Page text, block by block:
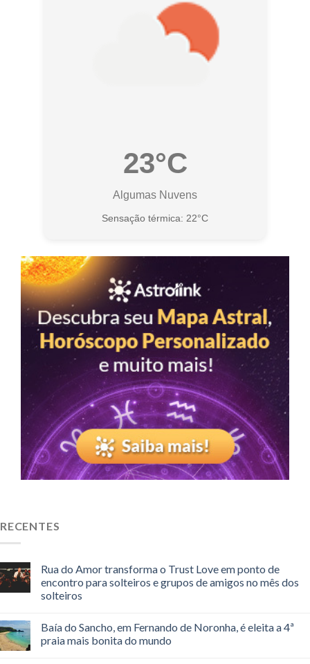
23°C
Algumas Nuvens
Sensação térmica: 22°C
RECENTES
Rua do Amor transforma o Trust Love em ponto de
encontro para solteiros e grupos de amigos no mês dos
solteiros
Baía do Sancho, em Fernando de Noronha, é eleita a 4ª
praia mais bonita do mundo